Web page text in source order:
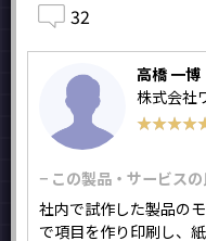
32
高橋 一博
株式会社
− この製品・サービス
社内で試作した製品の
で項目を作り印刷し、